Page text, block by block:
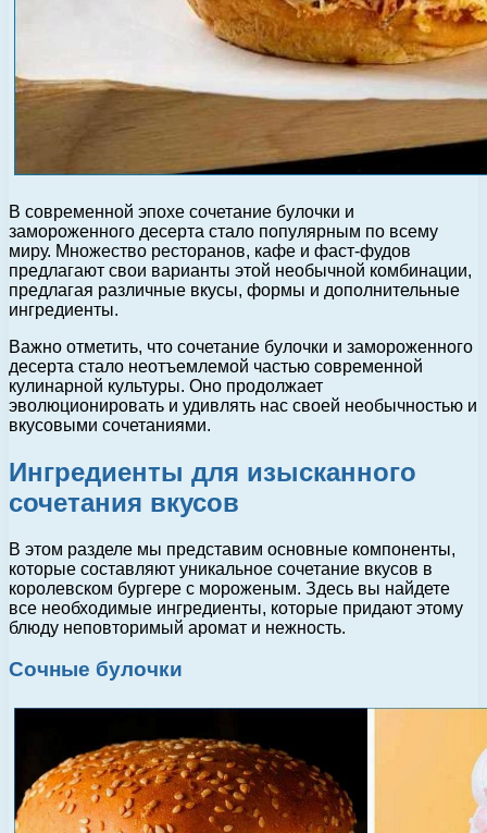
В современной эпохе сочетание булочки и
замороженного десерта стало популярным по всему
миру. Множество ресторанов, кафе и фаст-фудов
предлагают свои варианты этой необычной комбинации,
предлагая различные вкусы, формы и дополнительные
ингредиенты.
Важно отметить, что сочетание булочки и замороженного
десерта стало неотъемлемой частью современной
кулинарной культуры. Оно продолжает
эволюционировать и удивлять нас своей необычностью и
вкусовыми сочетаниями.
Ингредиенты для изысканного
сочетания вкусов
В этом разделе мы представим основные компоненты,
которые составляют уникальное сочетание вкусов в
королевском бургере с мороженым. Здесь вы найдете
все необходимые ингредиенты, которые придают этому
блюду неповторимый аромат и нежность.
Сочные булочки